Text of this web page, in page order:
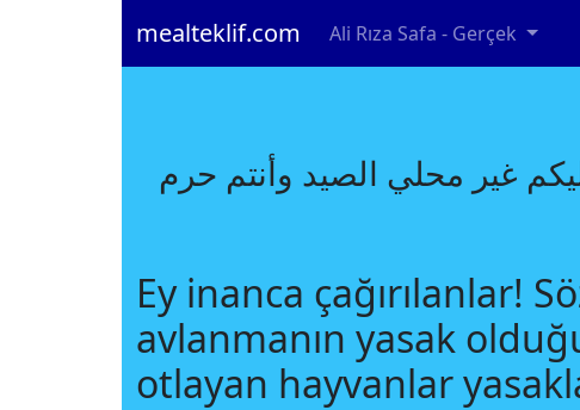
mealteklif.com Ali Rıza Safa - Gerçek
غير محلي الصيد وأنتم حرم
Ey inanca çağırılanlar!
avlanmanın yasak
otlayan hayvanlar